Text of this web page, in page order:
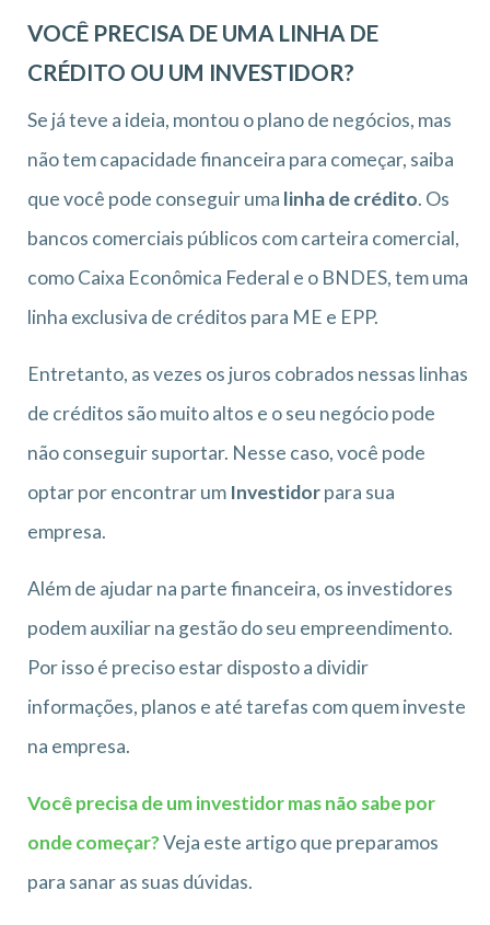
VOCÊ PRECISA DE UMA LINHA DE
CRÉDITO OU UM INVESTIDOR?
Se já teve a ideia, montou o plano de negócios, mas
não tem capacidade financeira para começar, saiba
que você pode conseguir uma linha de crédito. Os
bancos comerciais públicos com carteira comercial,
como Caixa Econômica Federal e o BNDES, tem uma
linha exclusiva de créditos para ME e EPP.
Entretanto, as vezes os juros cobrados nessas linhas
de créditos são muito altos e o seu negócio pode
não conseguir suportar. Nesse caso, você pode
optar por encontrar um Investidorpara sua
empresa.
Além de ajudar na parte financeira, os investidores
podem auxiliar na gestão do seu empreendimento.
Por isso é preciso estar disposto a dividir
informações, planos e até tarefas com quem investe
na empresa.
Você precisa de um investidor mas não sabe por
onde começar?Veja este artigo que preparamos
para sanar as suas dúvidas.